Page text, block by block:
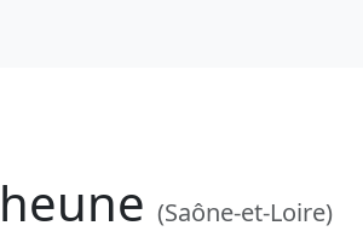
(Saône-et-Loire)